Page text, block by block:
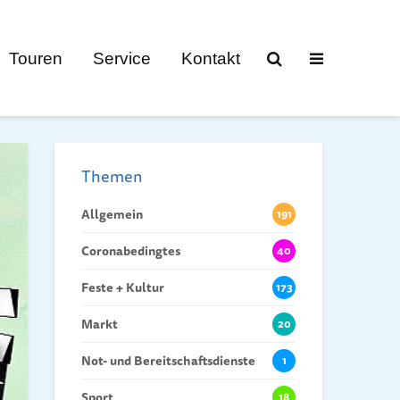
Touren Service Kontakt
Themen
Allgemein 191
Coronabedingtes 40
Feste + Kultur 173
Markt 20
Not- und Bereitschaftsdienste 1